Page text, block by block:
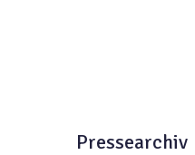
Pressearchiv